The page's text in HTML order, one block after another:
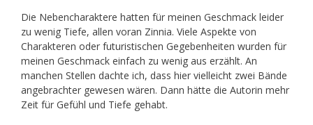
Die Nebencharaktere hatten für meinen Geschmack leider
zu wenig Tiefe, allen voran Zinnia. Viele Aspekte von
Charakteren oder futuristischen Gegebenheiten wurden für
meinen Geschmack einfach zu wenig aus erzählt. An
manchen Stellen dachte ich, dass hier vielleicht zwei Bände
angebrachter gewesen wären. Dann hätte die Autorin mehr
Zeit für Gefühl und Tiefe gehabt.